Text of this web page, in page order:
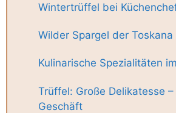
Wintertrüffel bei
Wilder Spargel der Toskana
Kulinarische Spezialitäten
Trüffel: Große Delikatesse –
Geschäft